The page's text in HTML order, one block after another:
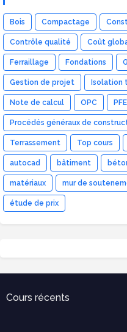
Bois Compactage
Contrôle qualité Coût
Ferraillage Fondations
Gestion de projet Isolation
Note de calcul OPC PFE
Procédés généraux de
Terrassement Top cours
autocad bâtiment
matériaux mur de
étude de prix
Cours récents